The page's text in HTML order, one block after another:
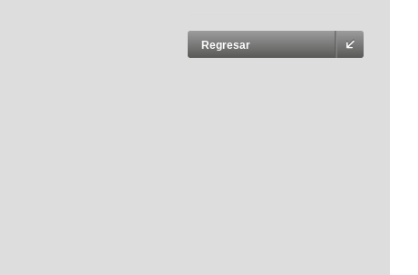
Regresar